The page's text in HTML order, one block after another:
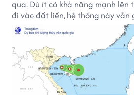
qua. Dù ít có khả năng mạnh lên
đi vào đất liền, hệ thống này vẫn
lớn trên nhiều vùng biển.